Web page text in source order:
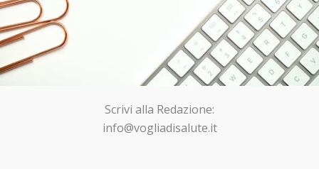
Scrivi alla Redazione:
info@vogliadisalute.it